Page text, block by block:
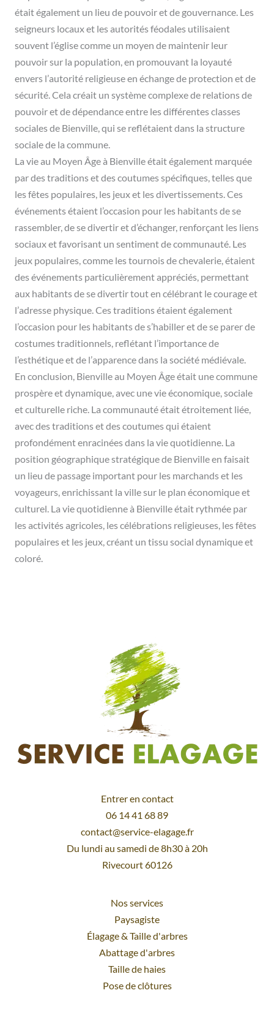
était également un lieu de pouvoir et de gouvernance. Les
seigneurs locaux et les autorités féodales utilisaient
souvent l’église comme un moyen de maintenir leur
pouvoir sur la population, en promouvant la loyauté
envers l’autorité religieuse en échange de protection et de
sécurité. Cela créait un système complexe de relations de
pouvoir et de dépendance entre les différentes classes
sociales de Bienville, qui se reflétaient dans la structure
sociale de la commune.
La vie au Moyen Âge à Bienville était également marquée
par des traditions et des coutumes spécifiques, telles que
les fêtes populaires, les jeux et les divertissements. Ces
événements étaient l’occasion pour les habitants de se
rassembler, de se divertir et d’échanger, renforçant les liens
sociaux et favorisant un sentiment de communauté. Les
jeux populaires, comme les tournois de chevalerie, étaient
des événements particulièrement appréciés, permettant
aux habitants de se divertir tout en célébrant le courage et
l’adresse physique. Ces traditions étaient également
l’occasion pour les habitants de s’habiller et de se parer de
costumes traditionnels, reflétant l’importance de
l’esthétique et de l’apparence dans la société médiévale.
En conclusion, Bienville au Moyen Âge était une commune
prospère et dynamique, avec une vie économique, sociale
et culturelle riche. La communauté était étroitement liée,
avec des traditions et des coutumes qui étaient
profondément enracinées dans la vie quotidienne. La
position géographique stratégique de Bienville en faisait
un lieu de passage important pour les marchands et les
voyageurs, enrichissant la ville sur le plan économique et
culturel. La vie quotidienne à Bienville était rythmée par
les activités agricoles, les célébrations religieuses, les fêtes
populaires et les jeux, créant un tissu social dynamique et
coloré.
Entrer en contact
06 14 41 68 89
contact@service-elagage.fr
Du lundi au samedi de 8h30 à 20h
Rivecourt 60126
Nos services
Paysagiste
Élagage& Taille d'arbres
Abattage d'arbres
Taille de haies
Pose de clôtures